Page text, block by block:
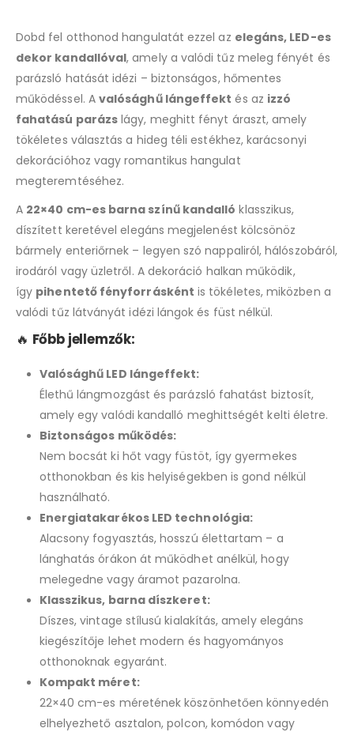
Dobd fel otthonod hangulatát ezzel az elegáns, LED-es
dekor kandallóval, amely a valódi tűz meleg fényét és
parázsló hatását idézi – biztonságos, hőmentes
működéssel. A valósághű lángeffekt és az izzó
fahatású parázs lágy, meghitt fényt áraszt, amely
tökéletes választás a hideg téli estékhez, karácsonyi
dekorációhoz vagy romantikus hangulat
megteremtéséhez.
A 22×40 cm-es barna színű kandalló klasszikus,
díszített keretével elegáns megjelenést kölcsönöz
bármely enteriőrnek – legyen szó nappaliról, hálószobáról,
irodáról vagy üzletről. A dekoráció halkan működik,
így pihentető fényforrásként is tökéletes, miközben a
valódi tűz látványát idézi lángok és füst nélkül.
🔥 Főbb jellemzők:
Valósághű LED lángeffekt:
Élethű lángmozgást és parázsló fahatást biztosít,
amely egy valódi kandalló meghittségét kelti életre.
Biztonságos működés:
Nem bocsát ki hőt vagy füstöt, így gyermekes
otthonokban és kis helyiségekben is gond nélkül
használható.
Energiatakarékos LED technológia:
Alacsony fogyasztás, hosszú élettartam – a
lánghatás órákon át működhet anélkül, hogy
melegedne vagy áramot pazarolna.
Klasszikus, barna díszkeret:
Díszes, vintage stílusú kialakítás, amely elegáns
kiegészítője lehet modern és hagyományos
otthonoknak egyaránt.
Kompakt méret:
22×40 cm-es méretének köszönhetően könnyedén
elhelyezhető asztalon, polcon, komódon vagy